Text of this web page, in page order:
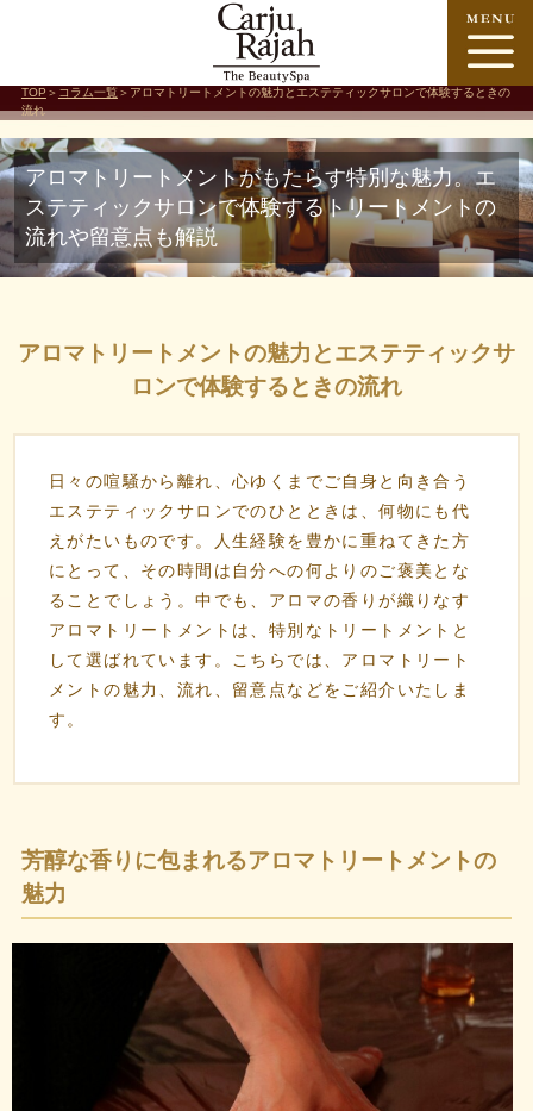
TOP ＞ コラム一覧 ＞アロマトリートメントの魅力とエステティックサロンで体験するときの
流れ
アロマトリートメントがもたらす特別な魅力。エ
ステティックサロンで体験するトリートメントの
流れや留意点も解説
アロマトリートメントの魅力とエステティックサ
ロンで体験するときの流れ
日々の喧騒から離れ、心ゆくまでご自身と向き合う
エステティックサロンでのひとときは、何物にも代
えがたいものです。人生経験を豊かに重ねてきた方
にとって、その時間は自分への何よりのご褒美とな
ることでしょう。中でも、アロマの香りが織りなす
アロマトリートメントは、特別なトリートメントと
して選ばれています。こちらでは、アロマトリート
メントの魅力、流れ、留意点などをご紹介いたしま
す。
芳醇な香りに包まれるアロマトリートメントの
魅力